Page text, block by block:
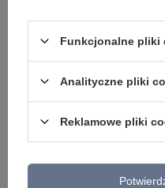
LAMPY
SŁUPKI
LAMPY
Funkcjonalne pliki
Analityczne pliki
Reklamowe pliki